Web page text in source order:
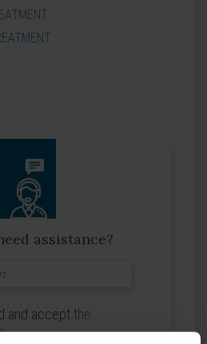
assistance?
and accept the
.